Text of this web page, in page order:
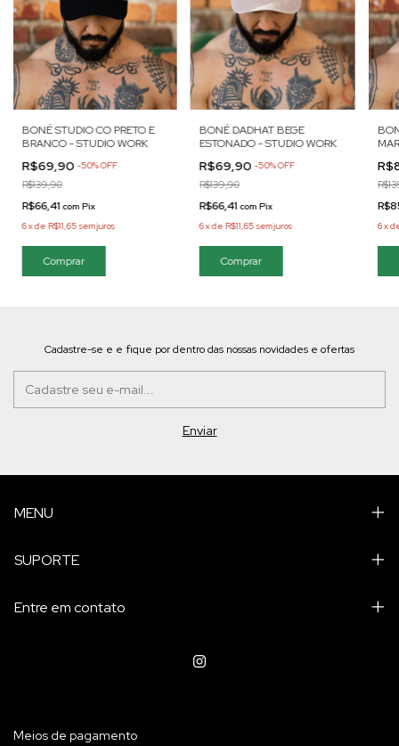
BONÉ STUDIO CO PRETO E
BRANCO - STUDIO WORK
R$69,90-50%OFF
R$139,90
R$66,41com Pix
6xde R$11,65 sem juros
BONÉ DADHAT BEGE
ESTONADO - STUDIO WORK
R$69,90-50%OFF
R$139,90
R$66,41com Pix
6xdeR$11,65 sem juros 6 x
Cadastre-se e e fique por dentro das nossas novidades e ofertas
MENU
SUPORTE
Entre em contato
Meios de pagamento